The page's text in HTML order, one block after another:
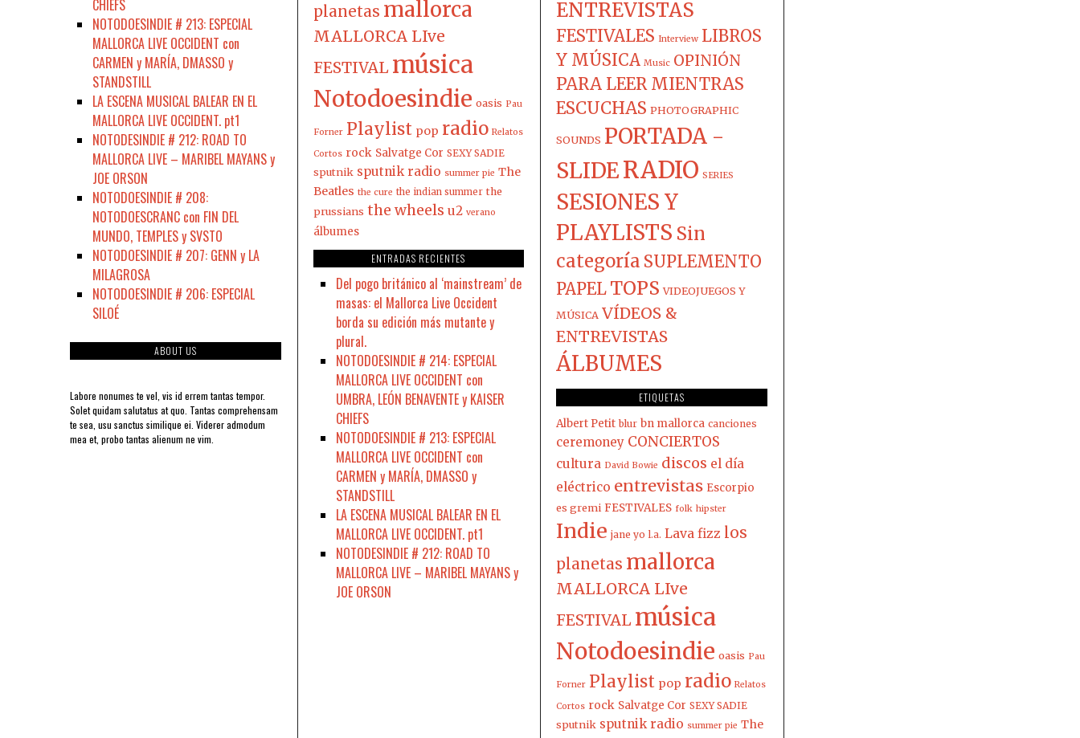
CHIEFS
NOTODOESINDIE # 213: ESPECIAL
MALLORCA LIVE OCCIDENT con
CARMEN y MARÍA, DMASSO y
STANDSTILL
LA ESCENA MUSICAL BALEAR EN EL
MALLORCA LIVE OCCIDENT. pt1
NOTODESINDIE # 212: ROAD TO
MALLORCA LIVE – MARIBEL MAYANS y
JOE ORSON
NOTODOESINDIE # 208:
NOTODOESCRANC con FIN DEL
MUNDO, TEMPLES y SVSTO
NOTODOESINDIE # 207: GENN y LA
MILAGROSA
NOTODOESINDIE # 206: ESPECIAL
SILOÉ
ABOUT US
Labore nonumes te vel, vis id errem tantas tempor.
Solet quidam salutatus at quo. Tantas comprehensam
te sea, usu sanctus similique ei. Viderer admodum
mea et, probo tantas alienum ne vim.
planetas mallorca
MALLORCA LIve
FESTIVAL música
Notodoesindie oasis Pau
Forner Playlist pop radio Relatos
Cortos rock Salvatge Cor SEXY SADIE
sputnik sputnik radio summer pie The
Beatles the cure the indian summer the
prussians the wheels u2 verano
álbumes
ENTRADAS RECIENTES
Del pogo británico al ‘mainstream’ de
masas: el Mallorca Live Occident
borda su edición más mutante y
plural.
NOTODOESINDIE # 214: ESPECIAL
MALLORCA LIVE OCCIDENT con
UMBRA, LEÓN BENAVENTE y KAISER
CHIEFS
NOTODOESINDIE # 213: ESPECIAL
MALLORCA LIVE OCCIDENT con
CARMEN y MARÍA, DMASSO y
STANDSTILL
LA ESCENA MUSICAL BALEAR EN EL
MALLORCA LIVE OCCIDENT. pt1
NOTODESINDIE # 212: ROAD TO
MALLORCA LIVE – MARIBEL MAYANS y
JOE ORSON
ENTREVISTAS
FESTIVALES Interview LIBROS
Y MÚSICA Music OPINIÓN
PARA LEER MIENTRAS
ESCUCHAS PHOTOGRAPHIC
SOUNDS PORTADA -
SLIDERADIO SERIES
SESIONES Y
PLAYLISTS Sin
categoría SUPLEMENTO
PAPEL TOPS VIDEOJUEGOS Y
MÚSICA VÍDEOS &
ENTREVISTAS
ÁLBUMES
ETIQUETAS
Albert Petit blur bn mallorca canciones
ceremoney CONCIERTOS
cultura David Bowie discos el día
eléctrico entrevistas Escorpio
es gremi FESTIVALES folk hipster
Indie jane yo l.a. Lava fizz los
planetas mallorca
MALLORCA LIve
FESTIVAL música
Notodoesindie oasis Pau
Forner Playlist pop radio Relatos
Cortos rock Salvatge Cor SEXY SADIE
sputnik sputnik radio summer pie The